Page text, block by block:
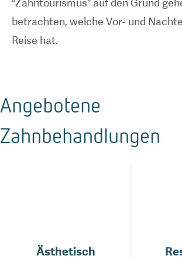
betrachten, welche Vor- und
Reise hat.
Angebotene
Zahnbehandlungen
Ästhetisch